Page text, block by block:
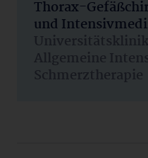
Thorax-
und
Allgemeine
Schmerztherapie